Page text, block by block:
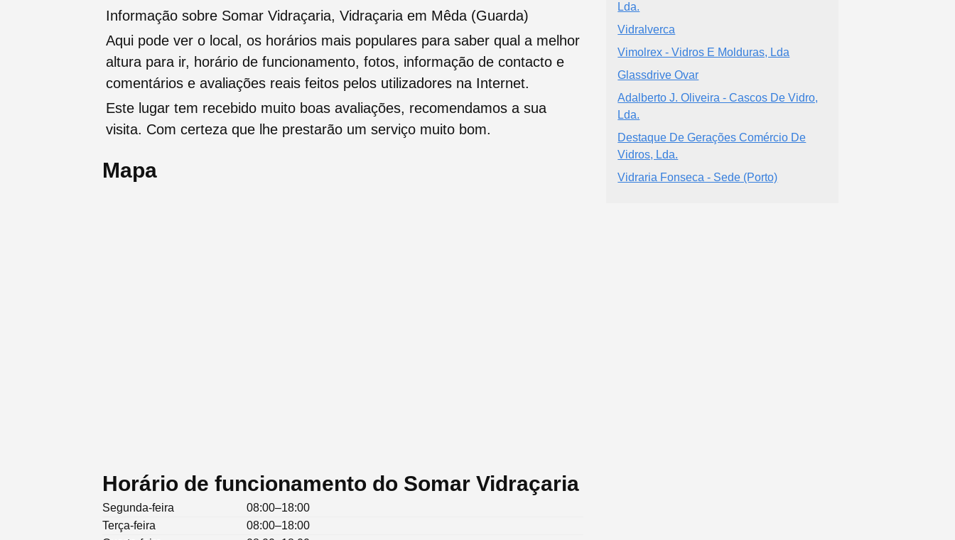
Informação sobre Somar Vidraçaria, Vidraçaria em Mêda (Guarda)
Aqui pode ver o local, os horários mais populares para saber qual a melhor
altura para ir, horário de funcionamento, fotos, informação de contacto e
comentários e avaliações reais feitos pelos utilizadores na Internet.
Este lugar tem recebido muito boas avaliações, recomendamos a sua
visita. Com certeza que lhe prestarão um serviço muito bom.
Mapa
Horário de funcionamento do Somar Vidraçaria
Segunda-feira
08:00–18:00
Terça-feira
08:00–18:00
Lda.
Vidralverca
Vimolrex - Vidros E Molduras, Lda
Glassdrive Ovar
Adalberto J. Oliveira - Cascos De Vidro,
Lda.
Destaque De Gerações Comércio De
Vidros, Lda.
Vidraria Fonseca - Sede (Porto)